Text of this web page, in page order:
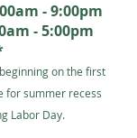
- 9:00pm
- 5:00pm
on the first
for summer recess
Labor Day.